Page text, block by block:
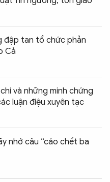
đập tan tổ chức phản
Cả
và những minh chứng
luận điệu xuyên tạc
nhớ câu “cáo chết ba